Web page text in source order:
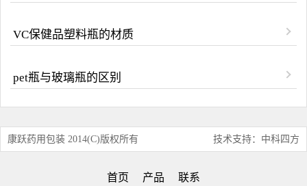
VC保健品塑料瓶的材质
pet瓶与玻璃瓶的区别
康跃药用包装 2014(C)版权所有 技术支持：中科四方
首页 产品 联系